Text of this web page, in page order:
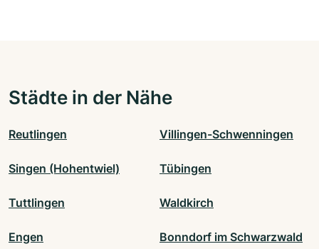
Städte in der Nähe
Reutlingen Villingen-Schwenningen
Singen (Hohentwiel) Tübingen
Tuttlingen Waldkirch
Engen Bonndorf im Schwarzwald